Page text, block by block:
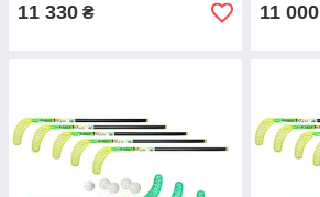
11 330 ₴ 11 000